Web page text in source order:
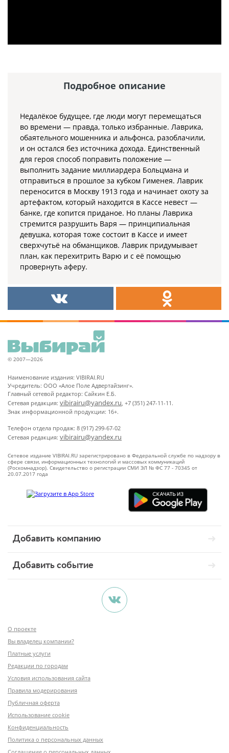
Подробное описание
Недалёкое будущее, где люди могут перемещаться
во времени — правда, только избранные. Лаврика,
обаятельного мошенника и альфонса, разоблачили,
и он остался без источника дохода. Единственный
для героя способ поправить положение —
выполнить задание миллиардера Больцмана и
отправиться в прошлое за кубком Гименея. Лаврик
переносится в Москву 1913 года и начинает охоту за
артефактом, который находится в Кассе невест —
банке, где копится приданое. Но планы Лаврика
стремится разрушить Варя — принципиальная
девушка, которая тоже состоит в Кассе и имеет
сверхчутьё на обманщиков. Лаврик придумывает
план, как перехитрить Варю и с её помощью
провернуть аферу.
© 2007—2026
Наименование издания: VIBIRAI.RU
Учредитель: ООО «Алое Поле Адвертайзинг».
Главный сетевой редактор: Сайкин Е.Б.
Сетевая редакция: vibirairu@yandex.ru, +7 (351) 247-11-11.
Знак информационной продукции: 16+.
Телефон отдела продаж: 8 (917) 299-67-02
Сетевая редакция: vibirairu@yandex.ru
Сетевое издание VIBIRAI.RU зарегистрировано в Федеральной службе по надзору в
сфере связи, информационных технологий и массовых коммуникаций
(Роскомнадзор). Свидетельство о регистрации СМИ ЭЛ № ФС 77 - 70345 от
20.07.2017 года
Добавить компанию
Добавить событие
О проекте
Вы владелец компании?
Платные услуги
Редакции по городам
Условия использования сайта
Правила модерирования
Публичная оферта
Использование cookie
Конфиденциальность
Политика о персональных данных